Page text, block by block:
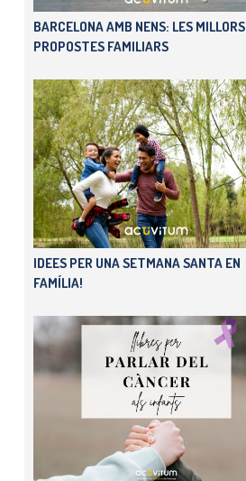
BARCELONA AMB NENS: LES MILLORS
PROPOSTES FAMILIARS
IDEES PER UNA SETMANA SANTA EN
FAMÍLIA!